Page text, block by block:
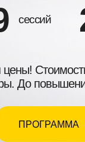
До
ПРОГРАММА
сессий